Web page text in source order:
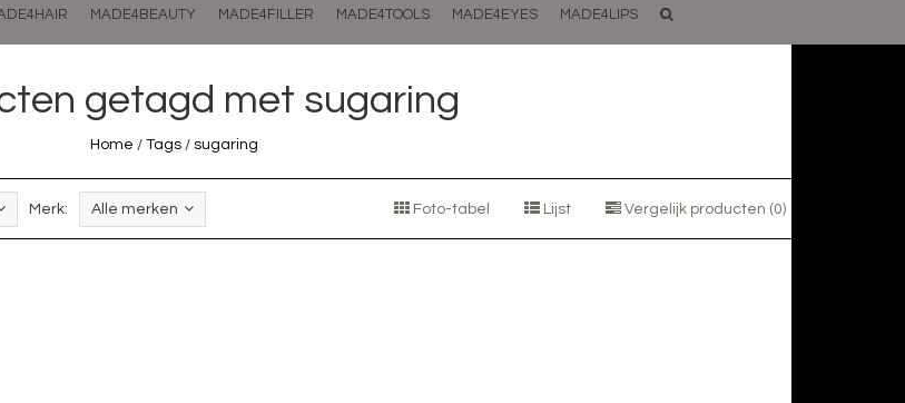
MADE4BEAUTY MADE4FILLER MADE4TOOLS MADE4EYES MADE4LIPS
getagd met sugaring
Home / Tags/ sugaring
Merk: Alle merken Foto-tabel Lijst Vergelijk producten (0)